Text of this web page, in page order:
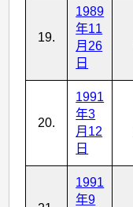
19.
1989
年11
月26
日
20.
1991
年3
月12
日
1991
年9